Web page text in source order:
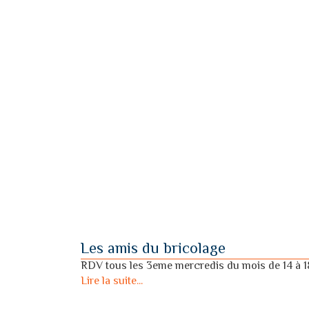
Les amis du bricolage
RDV tous les 3eme mercredis du mois de 14 à
Lire la suite...